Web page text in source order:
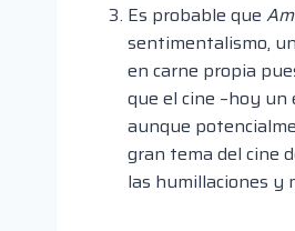
Es probable que
sentimentalismo,
en carne propia
que el cine –hoy
aunque
gran tema del cine
las humillaciones y